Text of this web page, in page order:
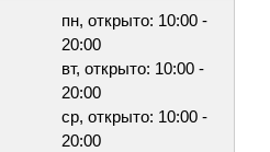
пн, открыто: 10:00 -
20:00
вт, открыто: 10:00 -
20:00
ср, открыто: 10:00 -
20:00